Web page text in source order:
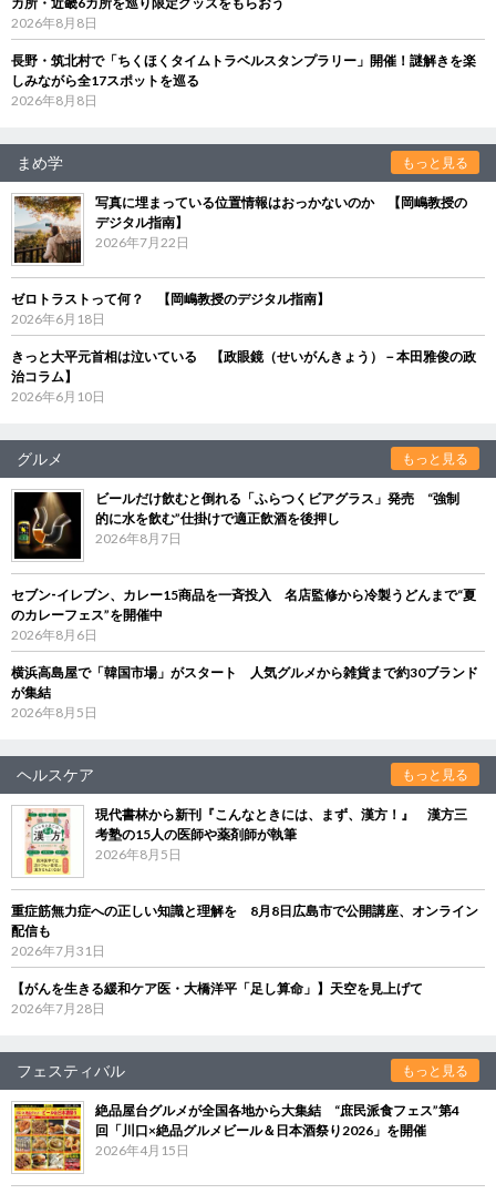
2026年8月8日
長野・筑北村で「ちくほくタイムトラベルスタンプラリー」開催！謎解きを楽
しみながら全17スポットを巡る
2026年8月8日
まめ学 もっと見る
写真に埋まっている位置情報はおっかないのか 【岡嶋教授の
デジタル指南】
2026年7月22日
ゼロトラストって何？ 【岡嶋教授のデジタル指南】
2026年6月18日
きっと大平元首相は泣いている 【政眼鏡（せいがんきょう）－本田雅俊の政
治コラム】
2026年6月10日
グルメ もっと見る
ビールだけ飲むと倒れる「ふらつくビアグラス」発売 “強制
的に水を飲む”仕掛けで適正飲酒を後押し
2026年8月7日
セブン‐イレブン、カレー15商品を一斉投入 名店監修から冷製うどんまで“夏
のカレーフェス”を開催中
2026年8月6日
横浜高島屋で「韓国市場」がスタート 人気グルメから雑貨まで約30ブランド
が集結
2026年8月5日
ヘルスケア もっと見る
現代書林から新刊『こんなときには、まず、漢方！』 漢方三
考塾の15人の医師や薬剤師が執筆
2026年8月5日
重症筋無力症への正しい知識と理解を 8月8日広島市で公開講座、オンライン
配信も
2026年7月31日
【がんを生きる緩和ケア医・大橋洋平「足し算命」】天空を見上げて
2026年7月28日
フェスティバル もっと見る
絶品屋台グルメが全国各地から大集結 “庶民派食フェス”第4
回「川口×絶品グルメビール＆日本酒祭り2026」を開催
2026年4月15日